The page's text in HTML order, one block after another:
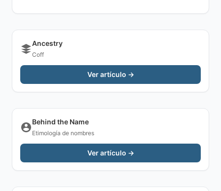
Ancestry
Coff
Ver artículo →
Behind the Name
Etimología de nombres
Ver artículo →